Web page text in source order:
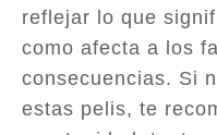
reflejar lo que
como afecta a los
consecuencias. Si
estas pelis, te